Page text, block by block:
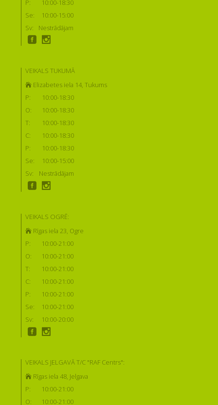
P:
10:00-18:30
Se:
10:00-15:00
Sv:
Nestrādājam
VEIKALS TUKUMĀ
Elizabetes iela 14, Tukums
P:
10:00-18:30
O:
10:00-18:30
T:
10:00-18:30
C:
10:00-18:30
P:
10:00-18:30
Se:
10:00-15:00
Sv:
Nestrādājam
VEIKALS OGRĒ:
Rīgas iela 23, Ogre
P:
10:00-21:00
O:
10:00-21:00
T:
10:00-21:00
C:
10:00-21:00
P:
10:00-21:00
Se:
10:00-21:00
Sv:
10:00-20:00
VEIKALS JELGAVĀ T/C "RAF Centrs":
Rīgas iela 48, Jelgava
P:
10:00-21:00
O:
10:00-21:00